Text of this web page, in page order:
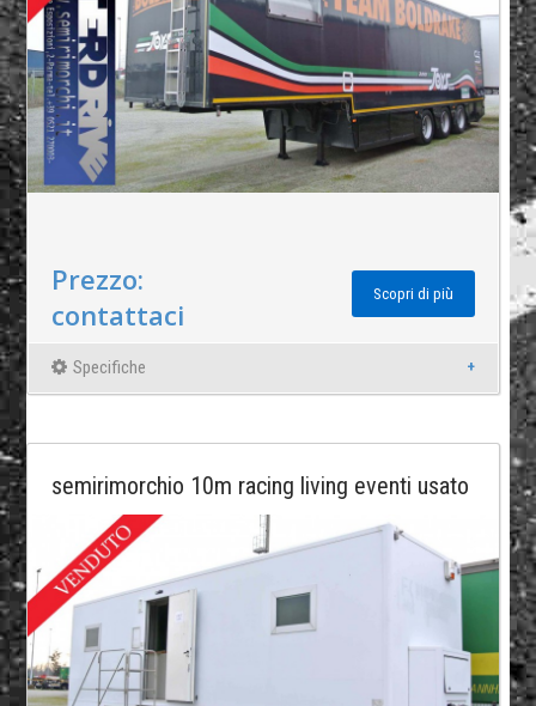
Prezzo:
contattaci
Scopri di più
Specifiche
semirimorchio 10m racing living eventi usato